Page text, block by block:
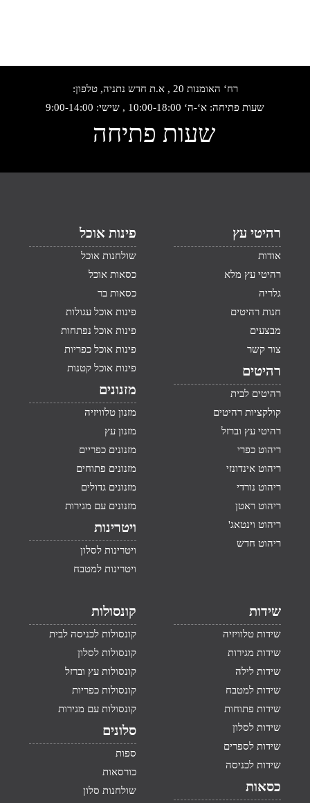
רח‘ האומנות 20 , א.ת חדש נתניה, טלפון:
שעות פתיחה: א‘-ה‘ 10:00-18:00 , שישי: 9:00-14:00
שעות פתיחה
רהיטי עץ
אודות
רהיטי עץ מלא
גלריה
חנות רהיטים
מבצעים
צור קשר
רהיטים
רהיטים לבית
קולקציות רהיטים
רהיטי עץ וברזל
ריהוט כפרי
ריהוט אינדונזי
ריהוט נורדי
ריהוט ראטן
ריהוט וינטאג'
ריהוט חדש
פינות אוכל
שולחנות אוכל
כסאות אוכל
כסאות בר
פינות אוכל עגולות
פינות אוכל נפתחות
פינות אוכל כפריות
פינות אוכל קטנות
מזנונים
מזנון טלוויזיה
מזנון עץ
מזנונים כפריים
מזנונים פתוחים
מזנונים גדולים
מזנונים עם מגירות
ויטרינות
ויטרינות לסלון
ויטרינות למטבח
שידות
שידות טלוויזיה
שידות מגירות
שידות לילה
שידות למטבח
שידות פתוחות
שידות לסלון
שידות לספרים
שידות לכניסה
כסאות
קונסולות
קונסולות לכניסה לבית
קונסולות לסלון
קונסולות עץ וברזל
קונסולות כפריות
קונסולות עם מגירות
סלונים
ספות
כורסאות
שולחנות סלון